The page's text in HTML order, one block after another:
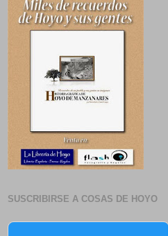
SUSCRIBIRSE A COSAS DE HOYO